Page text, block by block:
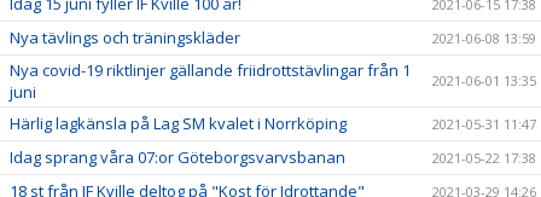
2021-06-15 17:38
Nya tävlings och träningskläder 2021-06-08 13:59
Nya covid-19 riktlinjer gällande friidrottstävlingar från 1
juni
2021-06-01 13:35
Härlig lagkänsla på Lag SM kvalet i Norrköping 2021-05-31 11:47
Idag sprang våra 07:or Göteborgsvarvsbanan 2021-05-22 17:38
18 st från IF Kville deltog på "Kost för Idrottande" 2021-03-29 14:26